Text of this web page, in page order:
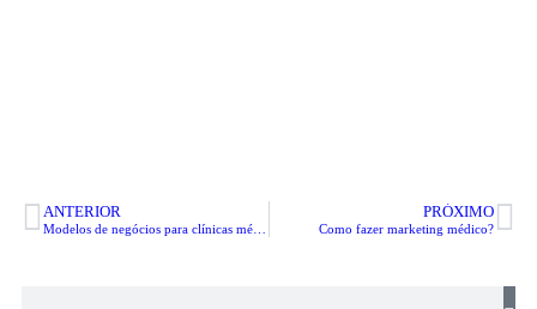
ANTERIOR PRÓXIMO
Como fazer marketing médico?